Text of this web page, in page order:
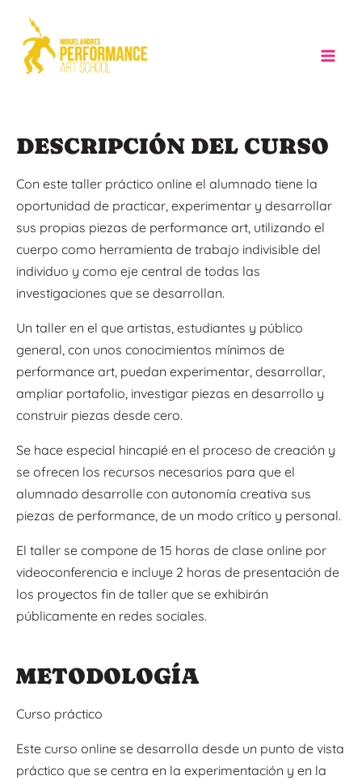
contenido
DESCRIPCIÓN DEL CURSO
Con este taller práctico online el alumnado tiene la
oportunidad de practicar, experimentar y desarrollar
sus propias piezas de performance art, utilizando el
cuerpo como herramienta de trabajo indivisible del
individuo y como eje central de todas las
investigaciones que se desarrollan.
Un taller en el que artistas, estudiantes y público
general, con unos conocimientos mínimos de
performance art, puedan experimentar, desarrollar,
ampliar portafolio, investigar piezas en desarrollo y
construir piezas desde cero.
Se hace especial hincapié en el proceso de creación y
se ofrecen los recursos necesarios para que el
alumnado desarrolle con autonomía creativa sus
piezas de performance, de un modo crítico y personal.
El taller se compone de 15 horas de clase online por
videoconferencia e incluye 2 horas de presentación de
los proyectos fin de taller que se exhibirán
públicamente en redes sociales.
METODOLOGÍA
Curso práctico
Este curso online se desarrolla desde un punto de vista
práctico que se centra en la experimentación y en la